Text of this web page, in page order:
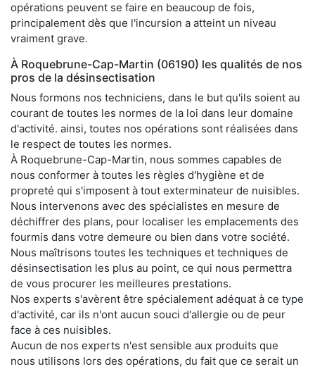
opérations peuvent se faire en beaucoup de fois,
principalement dès que l'incursion a atteint un niveau
vraiment grave.
À Roquebrune-Cap-Martin (06190) les qualités de nos
pros de la désinsectisation
Nous formons nos techniciens, dans le but qu'ils soient au
courant de toutes les normes de la loi dans leur domaine
d'activité. ainsi, toutes nos opérations sont réalisées dans
le respect de toutes les normes.
À Roquebrune-Cap-Martin, nous sommes capables de
nous conformer à toutes les règles d'hygiène et de
propreté qui s'imposent à tout exterminateur de nuisibles.
Nous intervenons avec des spécialistes en mesure de
déchiffrer des plans, pour localiser les emplacements des
fourmis dans votre demeure ou bien dans votre société.
Nous maîtrisons toutes les techniques et techniques de
désinsectisation les plus au point, ce qui nous permettra
de vous procurer les meilleures prestations.
Nos experts s'avèrent être spécialement adéquat à ce type
d'activité, car ils n'ont aucun souci d'allergie ou de peur
face à ces nuisibles.
Aucun de nos experts n'est sensible aux produits que
nous utilisons lors des opérations, du fait que ce serait un